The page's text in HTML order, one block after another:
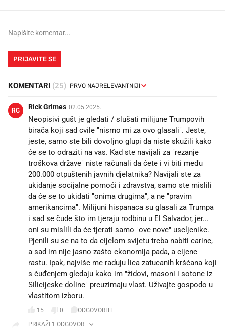
PRIJAVITE SE
KOMENTARI (25)
RG Rick Grimes 02.05.2025.
Neopisivi gušt je gledati / slušati milijune Trumpovih
birača koji sad cvile "nismo mi za ovo glasali". Jeste,
jeste, samo ste bili dovoljno glupi da niste skužili kako
će se to odraziti na vas. Kad ste navijali za "rezanje
troškova države" niste računali da ćete i vi biti među
200.000 otpuštenih javnih djelatnika? Navijali ste za
ukidanje socijalne pomoći i zdravstva, samo ste mislili
da će se to ukidati "onima drugima", a ne "pravim
amerikancima". Milijuni hispanaca su glasali za Trumpa
i sad se čude što im tjeraju rodbinu u El Salvador, jer...
oni su mislili da će tjerati samo "ove nove" useljenike.
Pjenili su se na to da cijelom svijetu treba nabiti carine,
a sad im nije jasno zašto ekonomija pada, a cijene
rastu. Ipak, najviše me raduju lica zatucanih kršćana koji
s čuđenjem gledaju kako im "židovi, masoni i sotone iz
Silicijeske doline" preuzimaju vlast. Uživajte gospodo u
vlastitom izboru.
15 0
ODGOVORITE
PRIKAŽI 1 ODGOVOR